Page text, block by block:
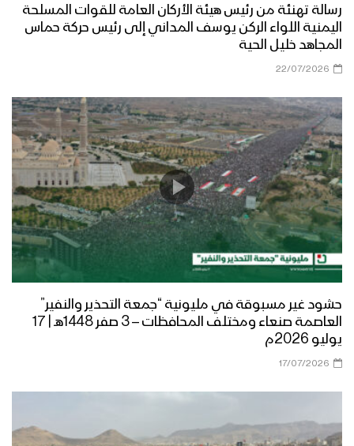
رسالة تهنئة من رئيس هيئة الأركان العامة للقوات المسلحة
اليمنية اللواء الركن يوسف المداني إلى رئيس حركة حماس
المجاهد خليل الحية
22/07/2026
حشود غير مسبوقة في مليونية “جمعة التحذير والنفير”
العاصمة صنعاء ومختلف المحافظات – 3 صفر 1448هـ | 17
يوليو 2026م
17/07/2026